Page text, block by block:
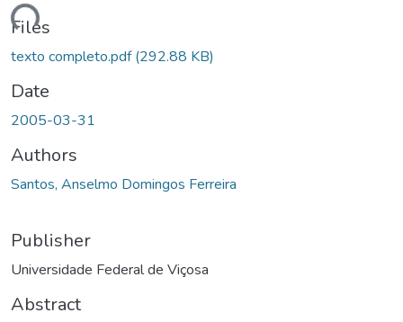
Files
texto completo.pdf(292.88 KB)
Date
2005-03-31
Authors
Santos, Anselmo Domingos Ferreira
Publisher
Universidade Federal de Viçosa
Abstract